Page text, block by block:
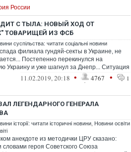
России
С ТЫЛА: НОВЫЙ ХОД ОТ
ТОВАРИЩЕЙ ИЗ ФСБ
суспільства: читати соціальні новини
филиала гундяй-секты в Украине, не
Постепенно перекинулся на
Украину и уже шагнул за Днепр... Ситуация
11.02.2019, 20:18 • 4767 • 1
ЛЕГЕНДАРНОГО ГЕНЕРАЛА
історії: читати історичні новини Новини освіти
анекдоте из методички ЦРУ сказано:
словами героя Советского Союза